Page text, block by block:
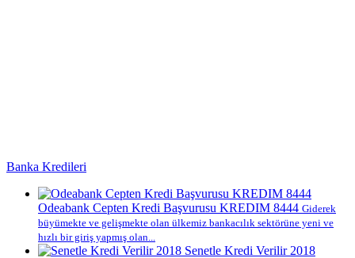
Banka Kredileri
Odeabank Cepten Kredi Başvurusu KREDIM 8444 Giderek
büyümekte ve gelişmekte olan ülkemiz bankacılık sektörüne yeni ve
hızlı bir giriş yapmış olan...
Senetle Kredi Verilir 2018